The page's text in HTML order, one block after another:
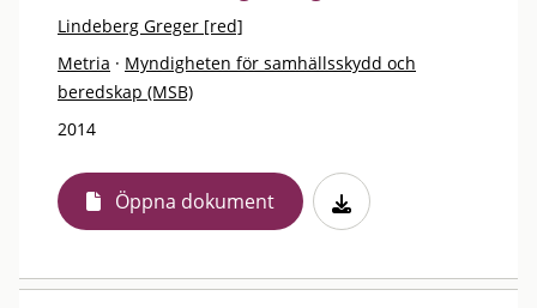
Lindeberg Greger [red]
Metria · Myndigheten för samhällsskydd och
beredskap (MSB)
2014
Öppna dokument